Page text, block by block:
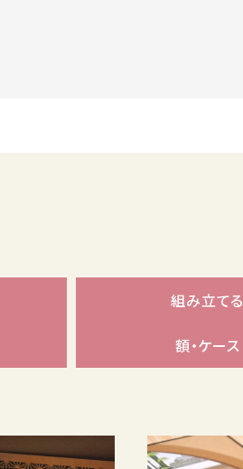
組み立てる
額・ケース